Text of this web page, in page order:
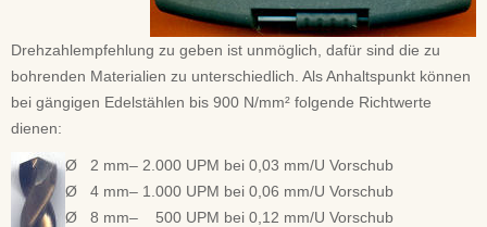
Drehzahlempfehlung zu geben ist unmöglich, dafür sind die zu
bohrenden Materialien zu unterschiedlich. Als Anhaltspunkt können
bei gängigen Edelstählen bis 900 N/mm² folgende Richtwerte
dienen:
Ø 2 mm– 2.000 UPM bei 0,03 mm/U Vorschub
Ø 4 mm– 1.000 UPM bei 0,06 mm/U Vorschub
Ø 8 mm– 500 UPM bei 0,12 mm/U Vorschub